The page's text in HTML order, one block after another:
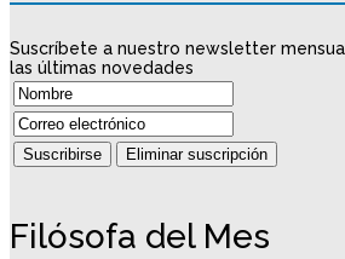
Suscríbete a nuestro newsletter
las últimas novedades
Filósofa del Mes